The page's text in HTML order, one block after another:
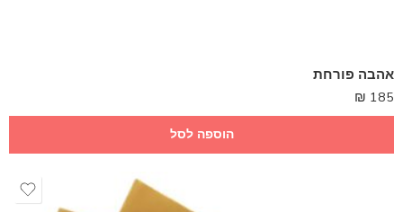
אהבה פורחת
185
₪
הוספה לסל